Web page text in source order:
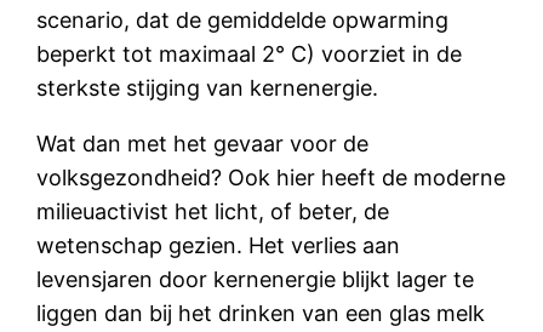
scenario, dat de gemiddelde opwarming
beperkt tot maximaal 2° C) voorziet in de
sterkste stijging van kernenergie.
Wat dan met het gevaar voor de
volksgezondheid? Ook hier heeft de moderne
milieuactivist het licht, of beter, de
wetenschap gezien. Het verlies aan
levensjaren door kernenergie blijkt lager te
liggen dan bij het drinken van een glas melk